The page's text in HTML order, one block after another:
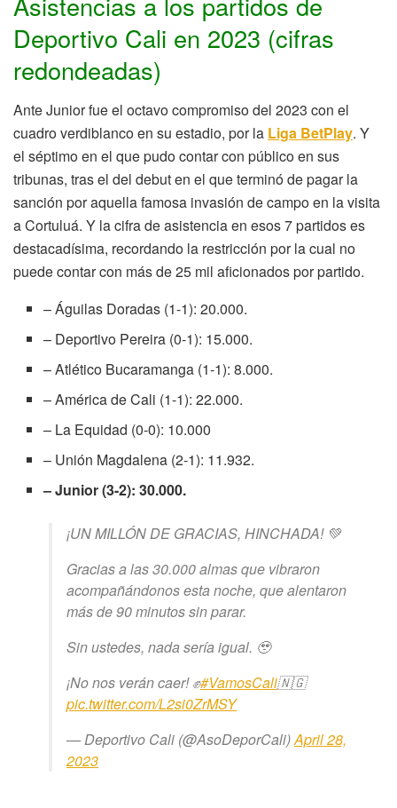
Deportivo Cali en 2023 (cifras
redondeadas)
Ante Junior fue el octavo compromiso del 2023 con el
cuadro verdiblanco en su estadio, por la Liga BetPlay. Y
el séptimo en el que pudo contar con público en sus
tribunas, tras el del debut en el que terminó de pagar la
sanción por aquella famosa invasión de campo en la visita
a Cortuluá. Y la cifra de asistencia en esos 7 partidos es
destacadísima, recordando la restricción por la cual no
puede contar con más de 25 mil aficionados por partido.
– Águilas Doradas (1-1): 20.000.
– Deportivo Pereira (0-1): 15.000.
– Atlético Bucaramanga (1-1): 8.000.
– América de Cali (1-1): 22.000.
– La Equidad (0-0): 10.000
– Unión Magdalena (2-1): 11.932.
– Junior (3-2): 30.000.
¡UN MILLÓN DE GRACIAS, HINCHADA! 💚
Gracias a las 30.000 almas que vibraron
acompañándonos esta noche, que alentaron
más de 90 minutos sin parar.
Sin ustedes, nada sería igual. 🥹
¡No nos verán caer! ✊#VamosCali🇳🇬
pic.twitter.com/L2si0ZrMSY
— Deportivo Cali (@AsoDeporCali)April 28,
2023